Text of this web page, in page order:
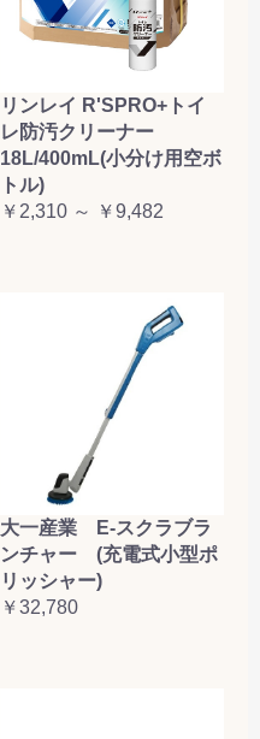
リンレイ R'SPRO+トイ
レ防汚クリーナー
18L/400mL(小分け用空ボ
トル)
￥2,310 ～ ￥9,482
大一産業 E-スクラブラ
ンチャー (充電式小型ポ
リッシャー)
￥32,780